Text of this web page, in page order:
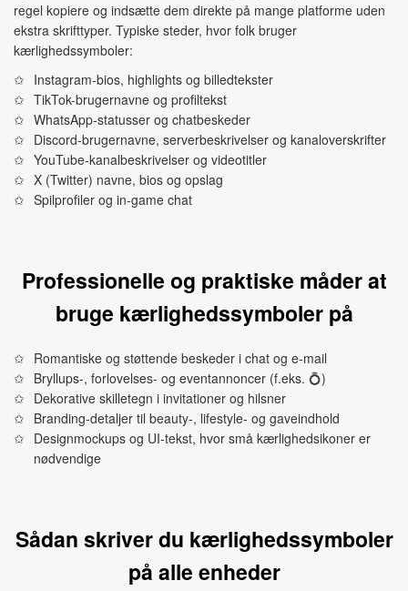
regel kopiere og indsætte dem direkte på mange platforme uden
ekstra skrifttyper. Typiske steder, hvor folk bruger
kærlighedssymboler:
Instagram-bios, highlights og billedtekster
TikTok-brugernavne og profiltekst
WhatsApp-statusser og chatbeskeder
Discord-brugernavne, serverbeskrivelser og kanaloverskrifter
YouTube-kanalbeskrivelser og videotitler
X (Twitter) navne, bios og opslag
Spilprofiler og in-game chat
Professionelle og praktiske måder at
bruge kærlighedssymboler på
Romantiske og støttende beskeder i chat og e-mail
Bryllups-, forlovelses- og eventannoncer (f.eks. 💍)
Dekorative skilletegn i invitationer og hilsner
Branding-detaljer til beauty-, lifestyle- og gaveindhold
Designmockups og UI-tekst, hvor små kærlighedsikoner er
nødvendige
Sådan skriver du kærlighedssymboler
på alle enheder